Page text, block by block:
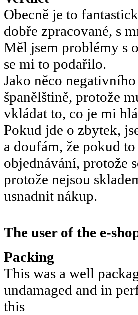
Obecně je to
dobře zpracované, s
Měl jsem problémy s
se mi to podařilo.
Jako něco
španělštině, protože
vkládat to, co je mi
Pokud jde o zbytek,
a doufám, že pokud
objednávání, protože
protože nejsou
usnadnit nákup.
The user of the e-
Packing
This was a well
undamaged and in
this